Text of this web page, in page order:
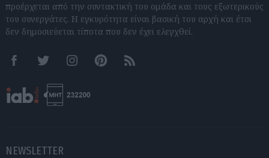
προέρχεται από την συντακτική του ομάδα και τους εξωτερικούς
του συνεργάτες. Η εγκυρότητα είναι βασική του αρχή και έτσι
δεν δημοσιεύεται τίποτα που δεν έχει ελεγχθεί.
FacebookTwitter InstagramPinterestRSS feeds
NEWSLETTER